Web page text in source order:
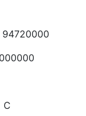
C